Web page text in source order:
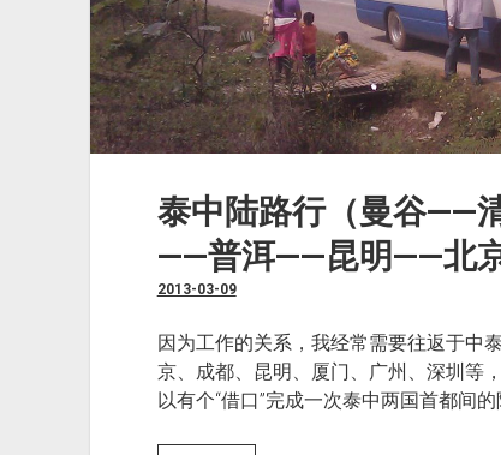
泰中陆路行（曼谷
——普洱——昆明——北京
2013-03-09
因为工作的关系，我经常需要往返于中
京、成都、昆明、厦门、广州、深圳等
以有个“借口”完成一次泰中两国首都间